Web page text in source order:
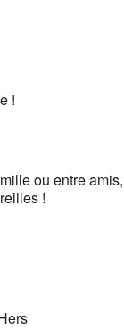
!
ou entre
!